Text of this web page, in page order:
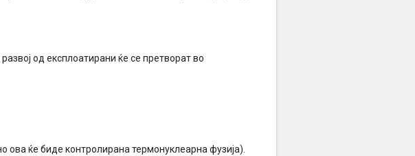
од експлоатирани ќе се претворат во
ова ќе биде контролирана термонуклеарна фузија).